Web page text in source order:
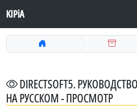
KIPiA
DIRECTSOFT5.
НА РУССКОМ - ПРОСМОТР